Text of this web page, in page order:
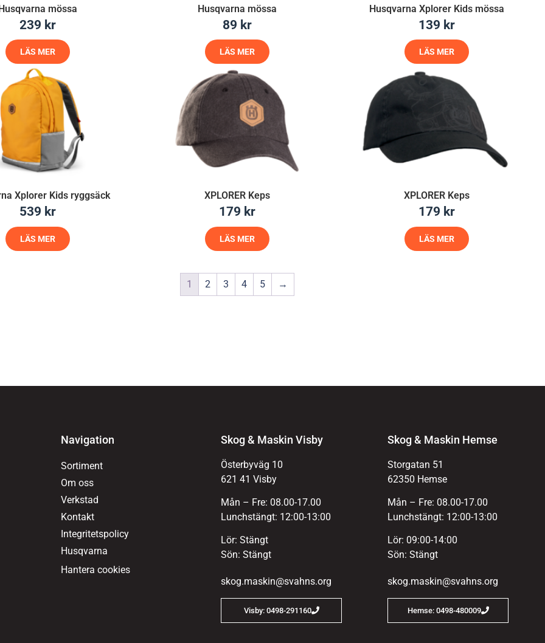
mössa
239 kr
LÄS MER
Husqvarna mössa
89 kr
LÄS MER
Husqvarna Xplorer Kids mössa
139 kr
LÄS MER
Xplorer Kids ryggsäck
539 kr
LÄS MER
XPLORER Keps
179 kr
LÄS MER
XPLORER Keps
179 kr
LÄS MER
1 2 3 4 5 →
Navigation
Sortiment
Om oss
Verkstad
Kontakt
Integritetspolicy
Husqvarna
Hantera cookies
Skog & Maskin Visby
Österbyväg 10
621 41 Visby
Mån – Fre: 08.00-17.00
Lunchstängt: 12:00-13:00
Lör: Stängt
Sön: Stängt
skog.maskin@svahns.org
Visby: 0498-291160
Skog & Maskin Hemse
Storgatan 51
62350 Hemse
Mån – Fre: 08.00-17.00
Lunchstängt: 12:00-13:00
Lör: 09:00-14:00
Sön: Stängt
skog.maskin@svahns.org
Hemse: 0498-480009